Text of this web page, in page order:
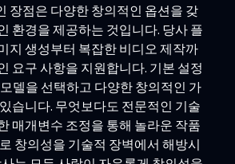
장점은 다양한 창의적인 옵션을 갖
환경을 제공하는 것입니다. 당사 플
지 생성부터 복잡한 비디오 제작까
요구 사항을 지원합니다. 기본 설정
델을 선택하고 다양한 창의적인 가
습니다. 무엇보다도 전문적인 기술
매개변수 조정을 통해 놀라운 작품
창의성을 기술적 장벽에서 해방시